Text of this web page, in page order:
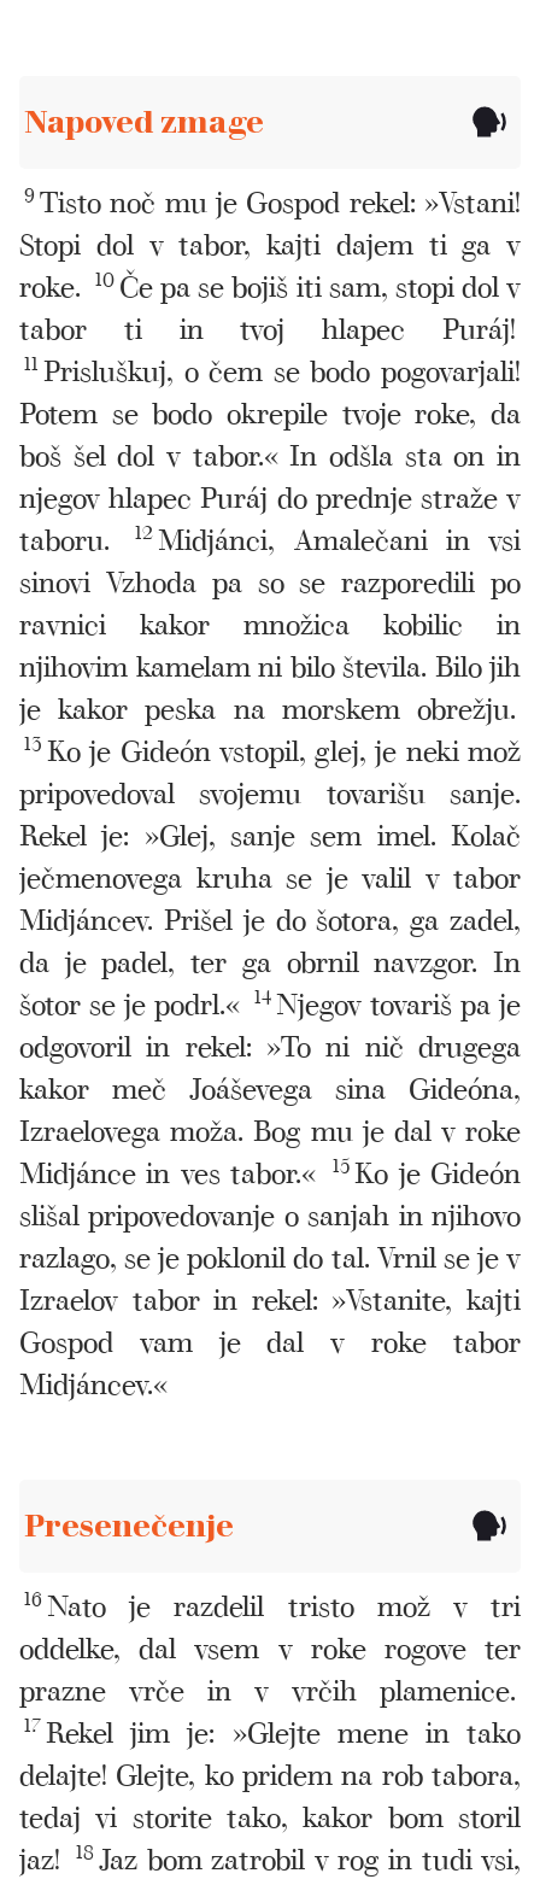
Napoved zmage
9 Tisto noč mu je Gospod rekel: »Vstani!
Stopi dol v tabor, kajti dajem ti ga v
roke. 10 Če pa se bojiš iti sam, stopi dol v
tabor ti in tvoj hlapec Puráj!
11 Prisluškuj, o čem se bodo pogovarjali!
Potem se bodo okrepile tvoje roke, da
boš šel dol v tabor.« In odšla sta on in
njegov hlapec Puráj do prednje straže v
taboru.
12Midjánci, Amalečani in vsi
sinovi Vzhoda pa so se razporedili po
ravnici kakor množica kobilic in
njihovim kamelam ni bilo števila. Bilo jih
je kakor peska na morskem obrežju.
13 Ko je Gideón vstopil, glej, je neki mož
pripovedoval svojemu tovarišu sanje.
Rekel je: »Glej, sanje sem imel. Kolač
ječmenovega kruha se je valil v tabor
Midjáncev. Prišel je do šotora, ga zadel,
da je padel, ter ga obrnil navzgor. In
šotor se je podrl.« 14Njegov tovariš pa je
odgovoril in rekel: »To ni nič drugega
kakor meč Joáševega sina Gideóna,
Izraelovega moža. Bog mu je dal v roke
Midjánce in ves tabor.« 15Ko je Gideón
slišal pripovedovanje o sanjah in njihovo
razlago, se je poklonil do tal. Vrnil se je v
Izraelov tabor in rekel: »Vstanite, kajti
Gospod vam je dal v roke tabor
Midjáncev.«
Presenečenje
16 Nato je razdelil tristo mož v tri
oddelke, dal vsem v roke rogove ter
prazne vrče in v vrčih plamenice.
17Rekel jim je: »Glejte mene in tako
delajte! Glejte, ko pridem na rob tabora,
tedaj vi storite tako, kakor bom storil
jaz! 18 Jaz bom zatrobil v rog in tudi vsi,